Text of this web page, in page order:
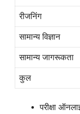
रीजनिंग
सामान्य विज्ञान
सामान्य जागरूकता
कुल
परीक्षा